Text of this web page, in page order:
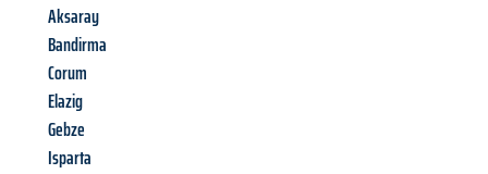
Aksaray
Bandirma
Corum
Elazig
Gebze
Isparta